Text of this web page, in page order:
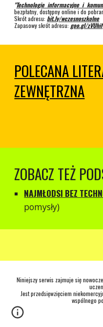
"Technologie informacyjne i
bezpłatny, dostępny online i do
Skrót adresu: bit.ly/wczesnoszkolne
Zapasowy skrót adresu: goo.gl/zVUhif
POLECANA
ZEWNĘTRZNA
ZOBACZ TEŻ
NAJMŁODSI BEZ
pomysły)
Niniejszy serwis zajmuje się
Jest przedsięwzięciem
wspólnego